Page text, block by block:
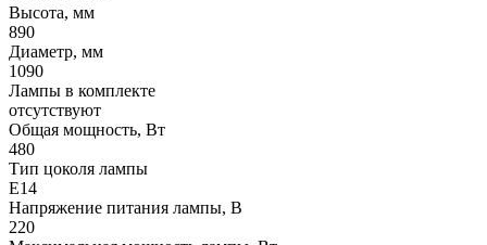
Высота, мм
890
Диаметр, мм
1090
Лампы в комплекте
отсутствуют
Общая мощность, Вт
480
Тип цоколя лампы
E14
Напряжение питания лампы, В
220